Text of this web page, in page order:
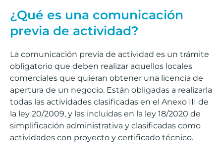
¿Qué es una comunicación
previa de actividad?
La comunicación previa de actividad es un trámite
obligatorio que deben realizar aquellos locales
comerciales que quieran obtener una licencia de
apertura de un negocio. Están obligadas a realizarla
todas las actividades clasificadas en el Anexo III de
la ley 20/2009, y las incluidas en la ley 18/2020 de
simplificación administrativa y clasificadas como
actividades con proyecto y certificado técnico.